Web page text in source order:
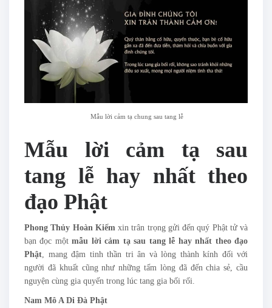
Mẫu lời cảm tạ chung sau tang lễ
Mẫu lời cảm tạ sau
tang lễ hay nhất theo
đạo Phật
Phong Thủy Hoàn Kiếm xin trân trọng gửi đến quý Phật tử và
bạn đọc mộtmẫu lời cảm tạ sau tang lễ hay nhất theo đạo
Phật , mang đậm tinh thần tri ân và lòng thành kính đối với
người đã khuất cũng như những tấm lòng đã đến chia sẻ, cầu
nguyện cùng gia quyến trong lúc tang gia bối rối.
Nam Mô A Di Đà Phật